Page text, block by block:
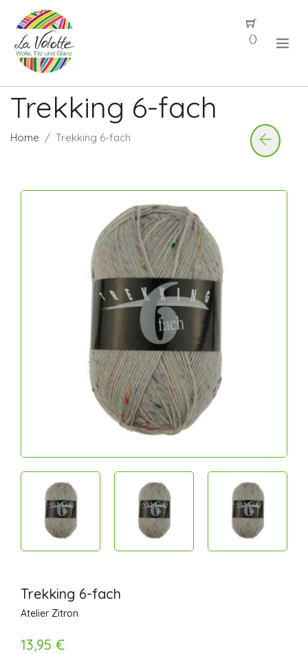
()
Trekking 6-fach
Home Trekking 6-fach
Trekking 6-fach
Atelier Zitron
13,95 €